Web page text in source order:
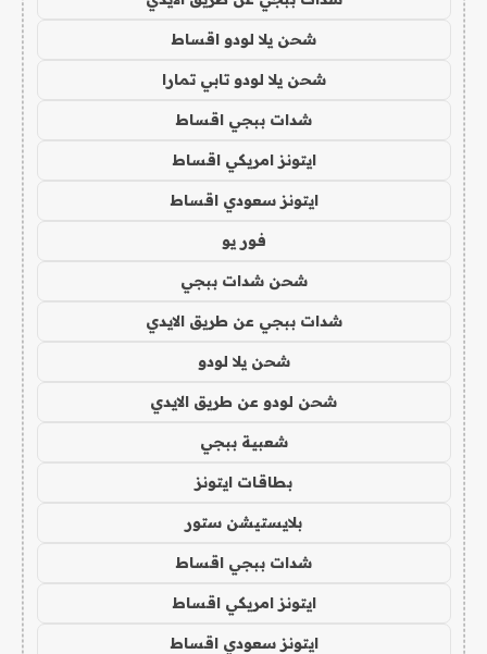
شحن يلا لودو اقساط
شحن يلا لودو تابي تمارا
شدات ببجي اقساط
ايتونز امريكي اقساط
ايتونز سعودي اقساط
فور يو
شحن شدات ببجي
شدات ببجي عن طريق الايدي
شحن يلا لودو
شحن لودو عن طريق الايدي
شعبية ببجي
بطاقات ايتونز
بلايستيشن ستور
شدات ببجي اقساط
ايتونز امريكي اقساط
ايتونز سعودي اقساط